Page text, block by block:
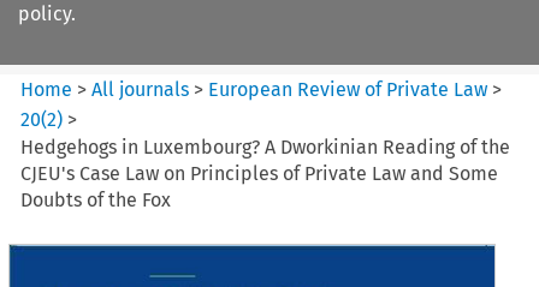
policy.
Home >All journals > European Review of Private Law >
20(2) >
Hedgehogs in Luxembourg? A Dworkinian Reading of the
CJEU's Case Law on Principles of Private Law and Some
Doubts of the Fox